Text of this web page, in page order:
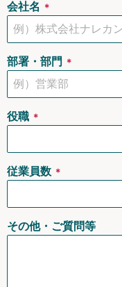
会社名 ＊
部署・部門 ＊
役職 ＊
従業員数 ＊
その他・ご質問等